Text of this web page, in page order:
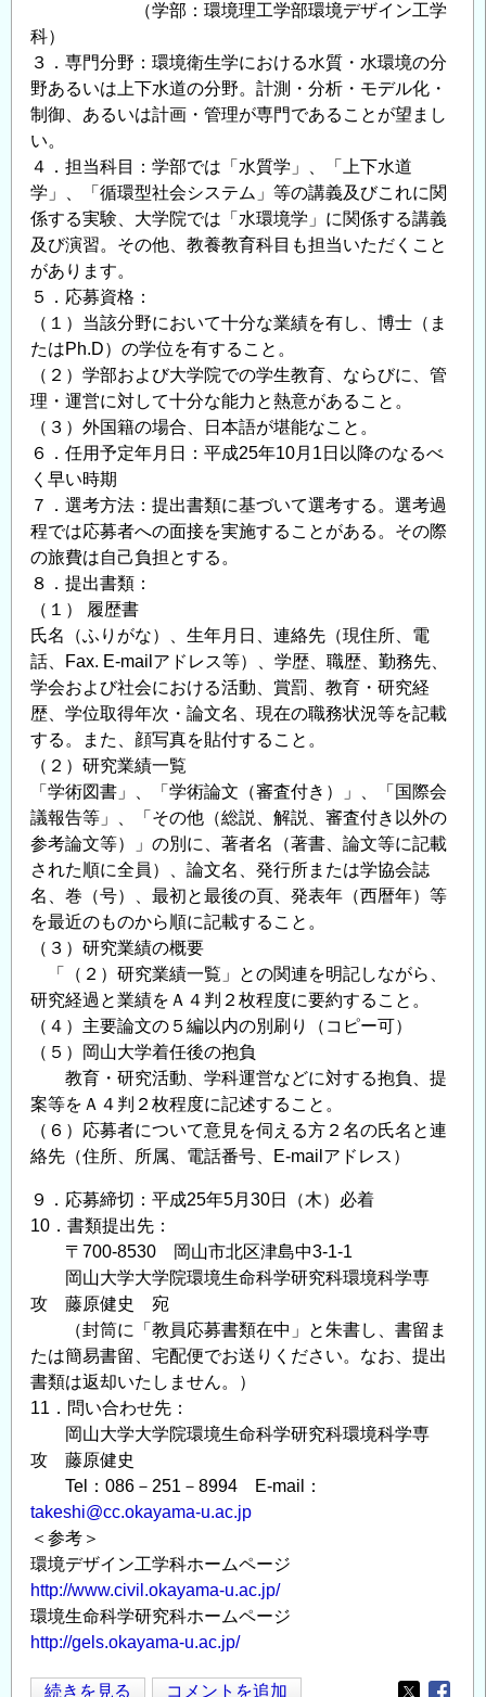
告
会」
開
催
の
案
内
の
（学部：環境理工学部環境デザイン工学
科）
３．専門分野：環境衛生学における水質・水環境の分
野あるいは上下水道の分野。計測・分析・モデル化・
制御、あるいは計画・管理が専門であることが望まし
い。
４．担当科目：学部では「水質学」、「上下水道
学」、「循環型社会システム」等の講義及びこれに関
係する実験、大学院では「水環境学」に関係する講義
及び演習。その他、教養教育科目も担当いただくこと
があります。
５．応募資格：
（１）当該分野において十分な業績を有し、博士（ま
たはPh.D）の学位を有すること。
（２）学部および大学院での学生教育、ならびに、管
理・運営に対して十分な能力と熱意があること。
（３）外国籍の場合、日本語が堪能なこと。
６．任用予定年月日：平成25年10月1日以降のなるべ
く早い時期
７．選考方法：提出書類に基づいて選考する。選考過
程では応募者への面接を実施することがある。その際
の旅費は自己負担とする。
８．提出書類：
（１） 履歴書
氏名（ふりがな）、生年月日、連絡先（現住所、電
話、Fax. E-mailアドレス等）、学歴、職歴、勤務先、
学会および社会における活動、賞罰、教育・研究経
歴、学位取得年次・論文名、現在の職務状況等を記載
する。また、顔写真を貼付すること。
（２）研究業績一覧
「学術図書」、「学術論文（審査付き）」、「国際会
議報告等」、「その他（総説、解説、審査付き以外の
参考論文等）」の別に、著者名（著書、論文等に記載
された順に全員）、論文名、発行所または学協会誌
名、巻（号）、最初と最後の頁、発表年（西暦年）等
を最近のものから順に記載すること。
（３）研究業績の概要
「（２）研究業績一覧」との関連を明記しながら、
研究経過と業績をＡ４判２枚程度に要約すること。
（４）主要論文の５編以内の別刷り（コピー可）
（５）岡山大学着任後の抱負
教育・研究活動、学科運営などに対する抱負、提
案等をＡ４判２枚程度に記述すること。
（６）応募者について意見を伺える方２名の氏名と連
絡先（住所、所属、電話番号、E-mailアドレス）
９．応募締切：平成25年5月30日（木）必着
10．書類提出先：
〒700-8530 岡山市北区津島中3-1-1
岡山大学大学院環境生命科学研究科環境科学専
攻 藤原健史 宛
（封筒に「教員応募書類在中」と朱書し、書留ま
たは簡易書留、宅配便でお送りください。なお、提出
書類は返却いたしません。）
11．問い合わせ先：
岡山大学大学院環境生命科学研究科環境科学専
攻 藤原健史
Tel：086－251－8994 E-mail：
takeshi@cc.okayama-u.ac.jp
＜参考＞
環境デザイン工学科ホームページ
http://www.civil.okayama-u.ac.jp/
環境生命科学研究科ホームページ
http://gels.okayama-u.ac.jp/
教
続きを見る コメントを追加